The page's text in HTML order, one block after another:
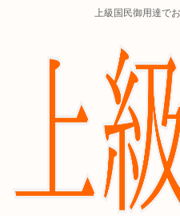
上級国民御用達で